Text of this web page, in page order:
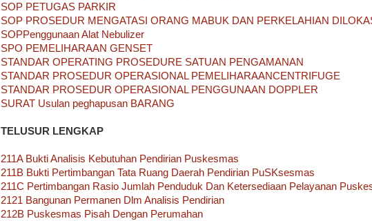
SOP PETUGAS PARKIR
SOP PROSEDUR MENGATASI ORANG MABUK DAN PERKELAHIAN
SOPPenggunaan Alat Nebulizer
SPO PEMELIHARAAN GENSET
STANDAR OPERATING PROSEDURE SATUAN PENGAMANAN
STANDAR PROSEDUR OPERASIONAL PEMELIHARAANCENTRIFUGE
STANDAR PROSEDUR OPERASIONAL PENGGUNAAN DOPPLER
SURAT Usulan peghapusan BARANG
TELUSUR LENGKAP
211A Bukti Analisis Kebutuhan Pendirian Puskesmas
211B Bukti Pertimbangan Tata Ruang Daerah Pendirian PuSKsesmas
211C Pertimbangan Rasio Jumlah Penduduk Dan Ketersediaan Pelayanan
2121 Bangunan Permanen Dlm Analisis Pendirian
212B Puskesmas Pisah Dengan Perumahan